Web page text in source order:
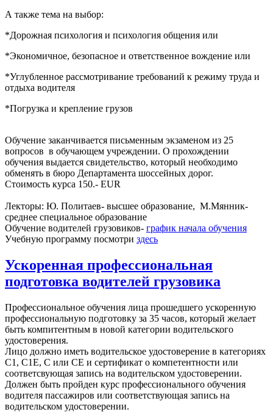
А также тема на выбор:
*Дорожная психология и психология общения или
*Экономичное, безопасное и ответственное вождение или
*Углубленное рассмотривание требований к режиму труда и
отдыха водителя
*Погрузка и крепление грузов
Обучение заканчивается письменным экзаменом из 25
вопросов в обучающем учреждении. О прохождении
обучения выдается свидетельство, который необходимо
обменять в бюро Департамента шоссейных дорог.
Стоимость курса 150.- EUR
Лекторы: Ю. Политаев- высшее образование, M.Мянник-
среднее специальное образование
Обучение водителей грузовиков- график начала обучения
Учебную программу посмотри здесь
Ускоренная профессиональная
подготовка водителей грузовика
Профессиональное обучения лица прошедшего ускоренную
профессиональную подготовку за 35 часов, который желает
быть компитентным в новой категории водительского
удостоверения.
Лицо должно иметь водительское удостоверение в категориях
С1, С1Е, С или СЕ и сертификат о компетентности или
соответсвующая запись на водительском удостоверении.
Должен быть пройден курс профессионального обучения
водителя пассажиров или соответствующая запись на
водительском удостоверении.